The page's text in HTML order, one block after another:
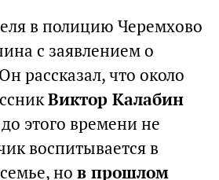
в полицию Черемхово
с заявлением о
рассказал, что около
Виктор Калабин
этого времени не
воспитывается в
но в прошлом